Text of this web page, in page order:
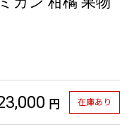
円 在庫あり